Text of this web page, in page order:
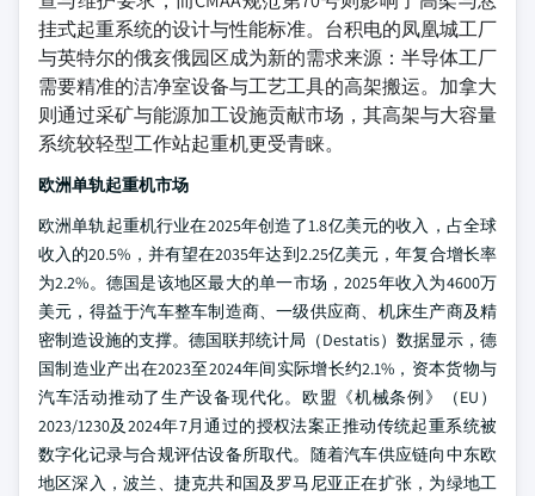
挂式起重系统的设计与性能标准。台积电的凤凰城工厂
与英特尔的俄亥俄园区成为新的需求来源：半导体工厂
需要精准的洁净室设备与工艺工具的高架搬运。加拿大
则通过采矿与能源加工设施贡献市场，其高架与大容量
系统较轻型工作站起重机更受青睐。
欧洲单轨起重机市场
欧洲单轨起重机行业在2025年创造了1.8亿美元的收入，占全球
收入的20.5%，并有望在2035年达到2.25亿美元，年复合增长率
为2.2%。德国是该地区最大的单一市场，2025年收入为4600万
美元，得益于汽车整车制造商、一级供应商、机床生产商及精
密制造设施的支撑。德国联邦统计局（Destatis）数据显示，德
国制造业产出在2023至2024年间实际增长约2.1%，资本货物与
汽车活动推动了生产设备现代化。欧盟《机械条例》（EU）
2023/1230及2024年7月通过的授权法案正推动传统起重系统被
数字化记录与合规评估设备所取代。随着汽车供应链向中东欧
地区深入，波兰、捷克共和国及罗马尼亚正在扩张，为绿地工